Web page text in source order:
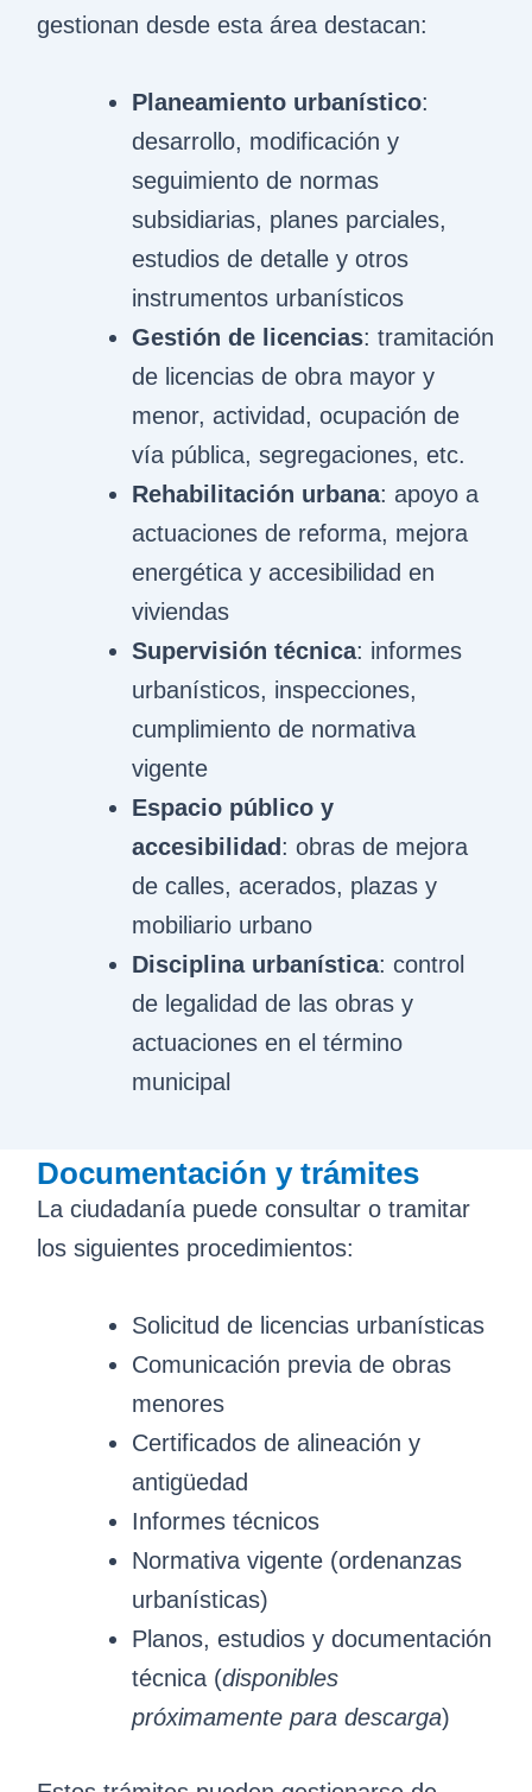
gestionan desde esta área destacan:
Planeamiento urbanístico:
desarrollo, modificación y
seguimiento de normas
subsidiarias, planes parciales,
estudios de detalle y otros
instrumentos urbanísticos
Gestión de licencias: tramitación
de licencias de obra mayor y
menor, actividad, ocupación de
vía pública, segregaciones, etc.
Rehabilitación urbana: apoyo a
actuaciones de reforma, mejora
energética y accesibilidad en
viviendas
Supervisión técnica: informes
urbanísticos, inspecciones,
cumplimiento de normativa
vigente
Espacio público y
accesibilidad : obras de mejora
de calles, acerados, plazas y
mobiliario urbano
Disciplina urbanística: control
de legalidad de las obras y
actuaciones en el término
municipal
Documentación y trámites
La ciudadanía puede consultar o tramitar
los siguientes procedimientos:
Solicitud de licencias urbanísticas
Comunicación previa de obras
menores
Certificados de alineación y
antigüedad
Informes técnicos
Normativa vigente (ordenanzas
urbanísticas)
Planos, estudios y documentación
técnica (disponibles
próximamente para descarga)